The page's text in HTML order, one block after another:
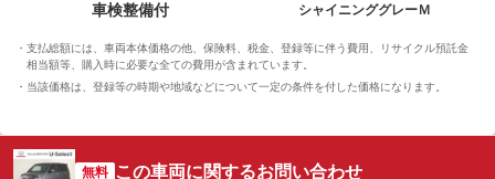
車検整備付
シャイニンググレーＭ
支払総額には、車両本体価格の他、保険料、税金、登録等に伴う費用、リサイクル預託金
相当額等、購入時に必要な全ての費用が含まれています。
当該価格は、登録等の時期や地域などについて一定の条件を付した価格になります。
無料 この車両に関するお問い合わせ